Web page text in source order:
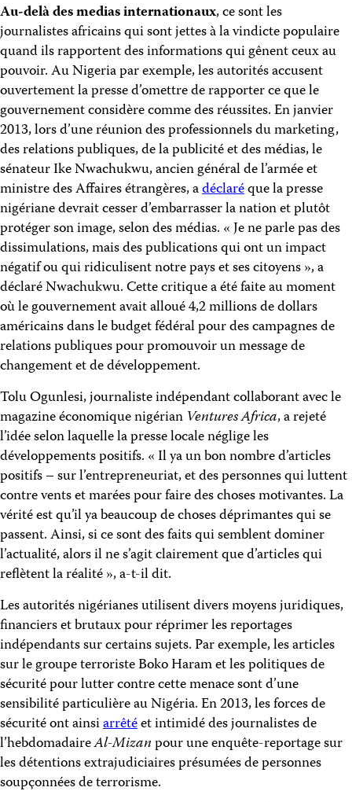
Au-delà des medias internationaux, ce sont les
journalistes africains qui sont jettes à la vindicte populaire
quand ils rapportent des informations qui gênent ceux au
pouvoir. Au Nigeria par exemple, les autorités accusent
ouvertement la presse d’omettre de rapporter ce que le
gouvernement considère comme des réussites. En janvier
2013, lors d’une réunion des professionnels du marketing,
des relations publiques, de la publicité et des médias, le
sénateur Ike Nwachukwu, ancien général de l’armée et
ministre des Affaires étrangères, adéclaréque la presse
nigériane devrait cesser d’embarrasser la nation et plutôt
protéger son image, selon des médias. « Je ne parle pas des
dissimulations, mais des publications qui ont un impact
négatif ou qui ridiculisent notre pays et ses citoyens », a
déclaré Nwachukwu. Cette critique a été faite au moment
où le gouvernement avait alloué 4,2 millions de dollars
américains dans le budget fédéral pour des campagnes de
relations publiques pour promouvoir un message de
changement et de développement.
Tolu Ogunlesi, journaliste indépendant collaborant avec le
magazine économique nigérian Ventures Africa, a rejeté
l’idée selon laquelle la presse locale néglige les
développements positifs. « Il ya un bon nombre d’articles
positifs – sur l’entrepreneuriat, et des personnes qui luttent
contre vents et marées pour faire des choses motivantes. La
vérité est qu’il ya beaucoup de choses déprimantes qui se
passent. Ainsi, si ce sont des faits qui semblent dominer
l’actualité, alors il ne s’agit clairement que d’articles qui
reflètent la réalité », a-t-il dit.
Les autorités nigérianes utilisent divers moyens juridiques,
financiers et brutaux pour réprimer les reportages
indépendants sur certains sujets. Par exemple, les articles
sur le groupe terroriste Boko Haram et les politiques de
sécurité pour lutter contre cette menace sont d’une
sensibilité particulière au Nigéria. En 2013, les forces de
sécurité ont ainsiarrêtéet intimidé des journalistes de
l’hebdomadaireAl-Mizanpour une enquête-reportage sur
les détentions extrajudiciaires présumées de personnes
soupçonnées de terrorisme.